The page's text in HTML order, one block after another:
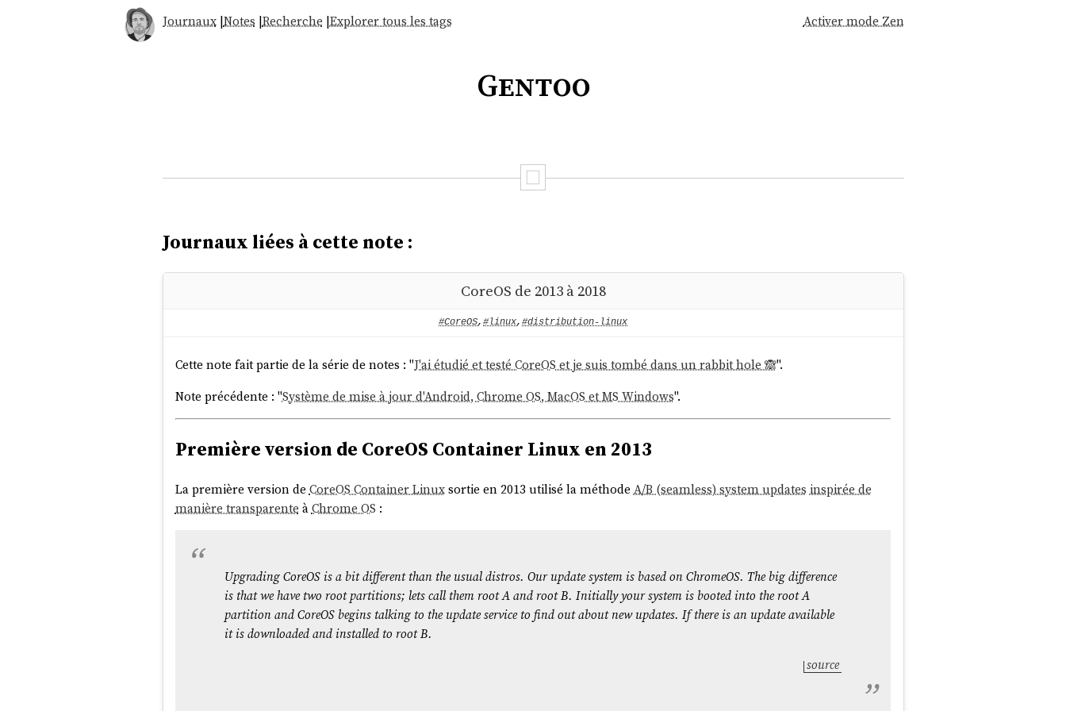
Journaux|Notes |Recherche |Explorer tous les tags Activer mode Zen
Gentoo
Journaux liées à cette note :
CoreOS de 2013 à 2018
#CoreOS, #linux, #distribution-linux
Cette note fait partie de la série de notes : "J'ai étudié et testé CoreOS et je suis tombé dans un rabbit hole 🙈".
Note précédente : "Système de mise à jour d'Android, Chrome OS, MacOS et MS Windows".
Première version de CoreOS Container Linux en 2013
La première version de CoreOS Container Linuxsortie en 2013 utilisé la méthode A/B (seamless) system updates inspirée de
manière transparente àChrome OS :
Upgrading CoreOS is a bit different than the usual distros. Our update system is based on ChromeOS. The big difference
is that we have two root partitions; lets call them root A and root B. Initially your system is booted into the root A
partition and CoreOS begins talking to the update service to find out about new updates. If there is an update available
it is downloaded and installed to root B.
source